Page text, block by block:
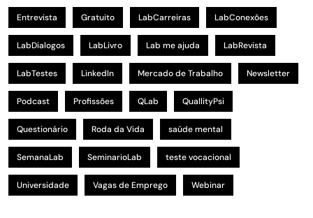
Entrevista Gratuito LabCarreiras LabConexões
LabDialogos LabLivro Lab me ajuda LabRevista
LabTestes LinkedIn Mercado de Trabalho Newsletter
Podcast Profissões QLab QuallityPsi
Questionário Roda da Vida saúde mental
SemanaLab SeminarioLab teste vocacional
Universidade Vagas de Emprego Webinar